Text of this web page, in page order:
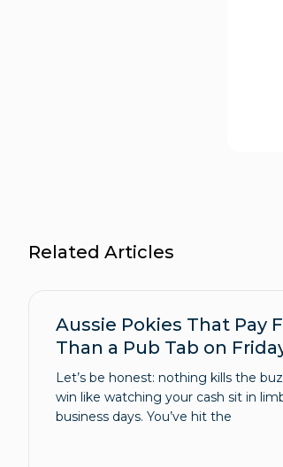
Related Articles
Aussie Pokies That Pay
Than a Pub Tab on
Let’s be honest: nothing kills the
win like watching your cash sit in
business days. You’ve hit the